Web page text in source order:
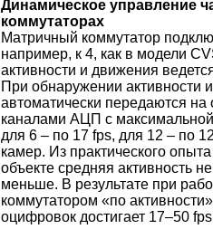
Динамическое управление
коммутаторах
Матричный коммутатор
например, к 4, как в модели
активности и движения
При обнаружении активности
автоматически передаются
каналами АЦП с
для 6 – по 17 fps, для 12 – по
камер. Из практического
объекте средняя активность
меньше. В результате при
коммутатором «по
оцифровок достигает 17–50